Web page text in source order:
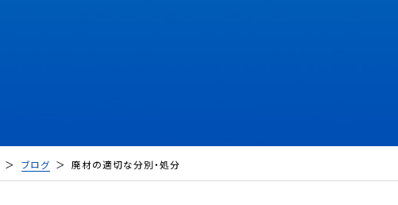
ブログ 廃材の適切な分別・処分